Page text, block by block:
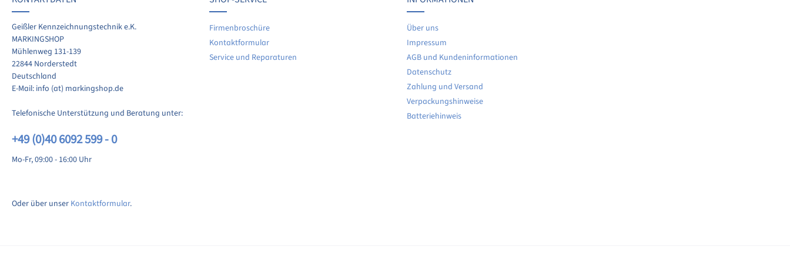
Geißler Kennzeichnungstechnik e.K.
MARKINGSHOP
Mühlenweg 131-139
22844 Norderstedt
Deutschland
E-Mail: info (at) markingshop.de
Telefonische Unterstützung und Beratung unter:
+49 (0)40 6092 599 - 0
Mo-Fr, 09:00 - 16:00 Uhr
Oder über unser Kontaktformular.
Firmenbroschüre
Kontaktformular
Service und Reparaturen
Über uns
Impressum
AGB und Kundeninformationen
Datenschutz
Zahlung und Versand
Verpackungshinweise
Batteriehinweis